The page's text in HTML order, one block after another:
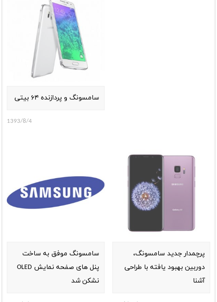
سامسونگ و پردازنده ۶۴ بیتی
1393/8/4
پرچمدار جدید سامسونگ،
دوربین بهبود یافته با طراحی
آشنا
سامسونگ موفق به ساخت
پنل های صفحه نمایش OLED
نشکن شد